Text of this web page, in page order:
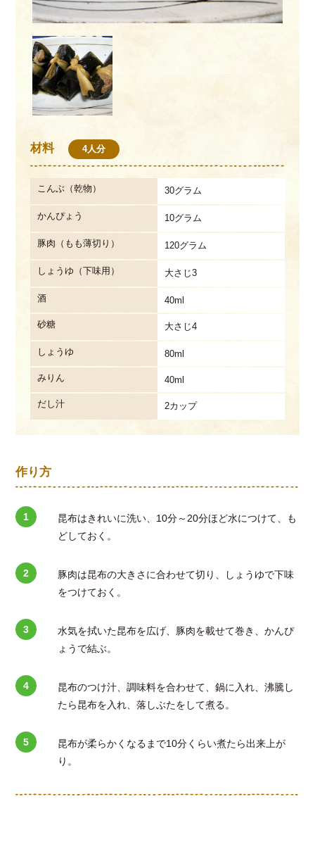
材料 4人分
こんぶ（乾物） 30グラム
かんぴょう 10グラム
豚肉（もも薄切り） 120グラム
しょうゆ（下味用） 大さじ3
酒 40ml
砂糖 大さじ4
しょうゆ 80ml
みりん 40ml
だし汁 2カップ
作り方
昆布はきれいに洗い、10分～20分ほど水につけて、も
どしておく。
豚肉は昆布の大きさに合わせて切り、しょうゆで下味
をつけておく。
水気を拭いた昆布を広げ、豚肉を載せて巻き、かんぴ
ょうで結ぶ。
昆布のつけ汁、調味料を合わせて、鍋に入れ、沸騰し
たら昆布を入れ、落しぶたをして煮る。
昆布が柔らかくなるまで10分くらい煮たら出来上が
り。